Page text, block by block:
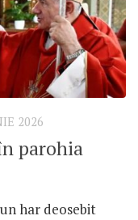
2026
parohia
har deosebit